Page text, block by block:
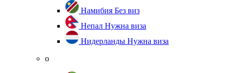
Намибия Без виз
Непал Нужна виза
Нидерланды Нужна виза
о